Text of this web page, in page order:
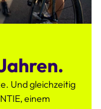
Und gleichzeitig
einem